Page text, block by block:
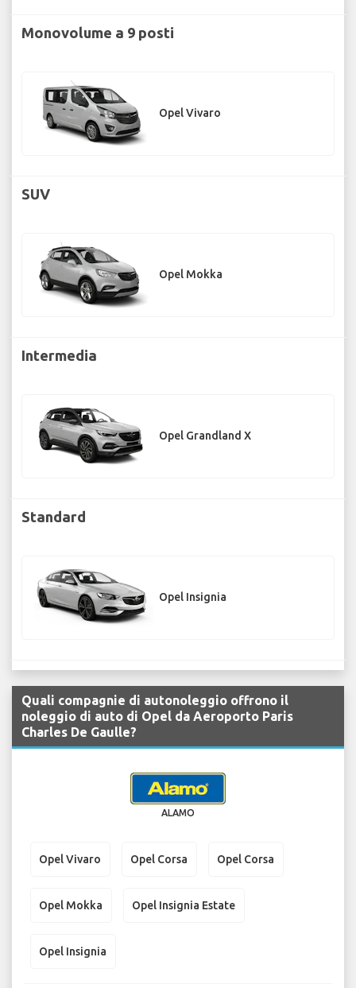
Monovolume a 9 posti
Opel Vivaro
SUV
Opel Mokka
Intermedia
Opel Grandland X
Standard
Opel Insignia
Quali compagnie di autonoleggio offrono il
noleggio di auto di Opel da Aeroporto Paris
Charles De Gaulle?
ALAMO
Opel Vivaro Opel Corsa Opel Corsa
Opel Mokka Opel Insignia Estate
Opel Insignia